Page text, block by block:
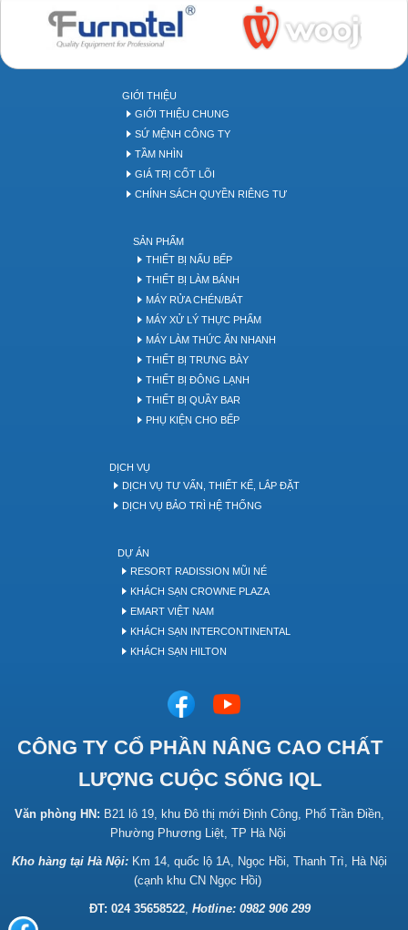
GIỚI THIỆU
GIỚI THIỆU CHUNG
SỨ MỆNH CÔNG TY
TẦM NHÌN
GIÁ TRỊ CỐT LÕI
CHÍNH SÁCH QUYỀN RIÊNG TƯ
SẢN PHẨM
THIẾT BỊ NẤU BẾP
THIẾT BỊ LÀM BÁNH
MÁY RỬA CHÉN/BÁT
MÁY XỬ LÝ THỰC PHẨM
MÁY LÀM THỨC ĂN NHANH
THIẾT BỊ TRƯNG BÀY
THIẾT BỊ ĐÔNG LẠNH
THIẾT BỊ QUẦY BAR
PHỤ KIỆN CHO BẾP
DỊCH VỤ
DỊCH VỤ TƯ VẤN, THIẾT KẾ, LẮP ĐẶT
DỊCH VỤ BẢO TRÌ HỆ THỐNG
DỰ ÁN
RESORT RADISSION MŨI NÉ
KHÁCH SẠN CROWNE PLAZA
EMART VIỆT NAM
KHÁCH SẠN INTERCONTINENTAL
KHÁCH SẠN HILTON
CÔNG TY CỔ PHẦN NÂNG CAO CHẤT
LƯỢNG CUỘC SỐNG IQL
Văn phòng HN: B21 lô 19, khu Đô thị mới Định Công, Phố Trần Điền,
Phường Phương Liệt, TP Hà Nội
Kho hàng tại Hà Nội: Km 14, quốc lộ 1A, Ngọc Hồi, Thanh Trì, Hà Nội
(cạnh khu CN Ngọc Hồi)
ĐT: 024 35658522, Hotline: 0982 906 299